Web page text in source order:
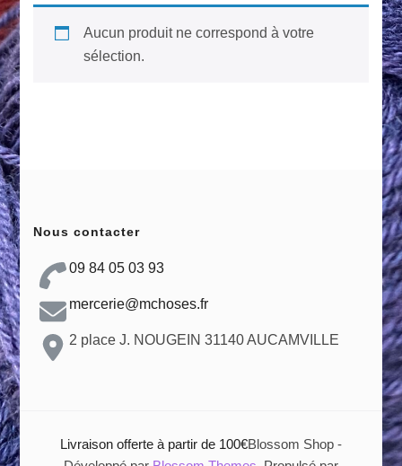
Aucun produit ne correspond à votre
sélection.
Nous contacter
09 84 05 03 93
mercerie@mchoses.fr
2 place J. NOUGEIN 31140 AUCAMVILLE
Livraison offerte à partir de 100€Blossom Shop -